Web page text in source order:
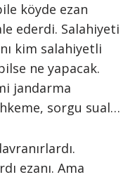
köyde ezan
ederdi. Salahiyeti
kim salahiyetli
ne yapacak.
jandarma
sorgu sual…
ezanı. Ama